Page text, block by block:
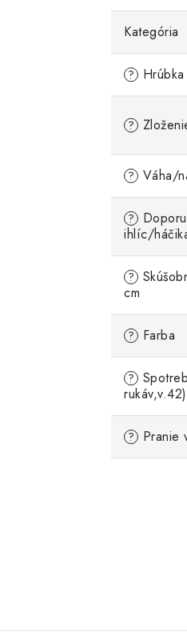
Kategória
?
?
? Váha/
?
ihlíc/
?
cm
? Farba
?
rukáv,v.42)
? Pranie